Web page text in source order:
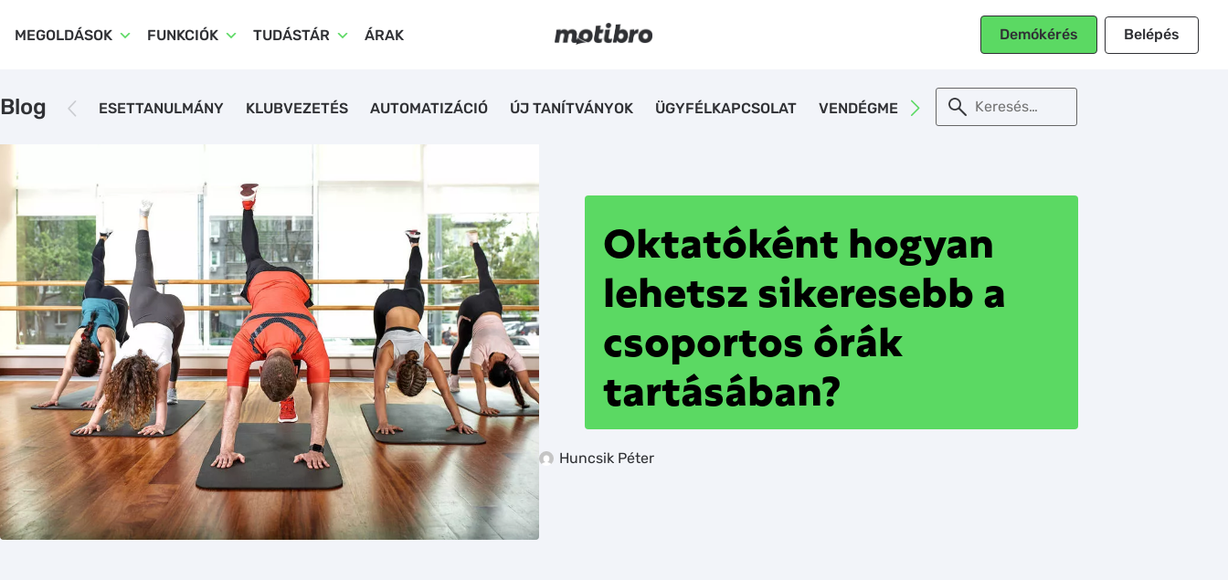
MEGOLDÁSOK FUNKCIÓK TUDÁSTÁR ÁRAK Demókérés Belépés
Blog ESETTANULMÁNY KLUBVEZETÉS AUTOMATIZÁCIÓ ÚJ TANÍTVÁNYOK ÜGYFÉLKAPCSOLAT VENDÉGMEGTARTÁS E-BOOK
Oktatóként hogyan
lehetsz sikeresebb a
csoportos órák
tartásában?
Huncsik Péter